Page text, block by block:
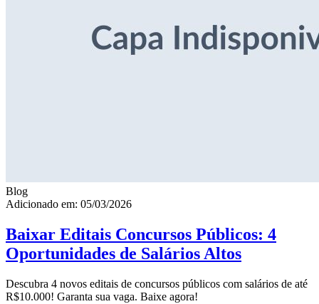
Blog
Adicionado em: 05/03/2026
Baixar Editais Concursos Públicos: 4
Oportunidades de Salários Altos
Descubra 4 novos editais de concursos públicos com salários de até
R$10.000! Garanta sua vaga. Baixe agora!